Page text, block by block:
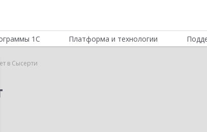
1С Платформа и технологии
в Сысерти